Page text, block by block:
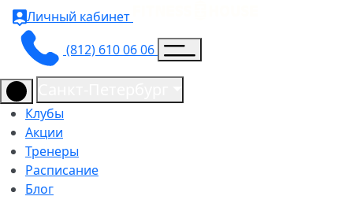
Личный кабинет
(812) 610 06 06
Клубы
Акции
Тренеры
Расписание
Блог